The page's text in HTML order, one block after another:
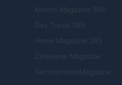
Motors Magazine 365
Day Travel 365
Home Magazine 365
Cineverse Magazine
SecondHomeMagazine